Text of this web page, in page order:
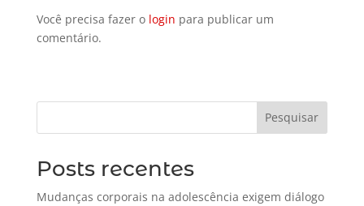
Você precisa fazer o login para publicar um
comentário.
Pesquisar
Posts recentes
Mudanças corporais na adolescência exigem diálogo